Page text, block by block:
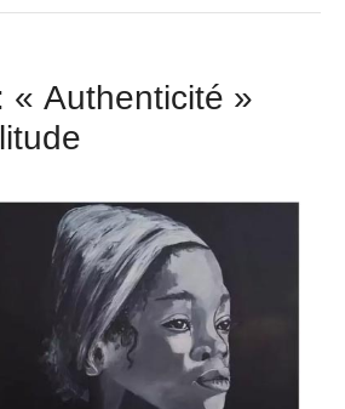
« Authenticité »